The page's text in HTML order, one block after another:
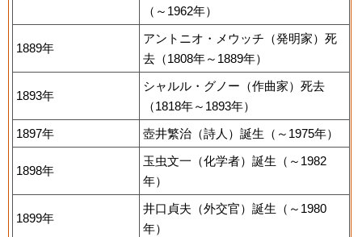
（～1962年）
1889年
アントニオ・メウッチ（発明家）死
去（1808年～1889年）
1893年
シャルル・グノー（作曲家）死去
（1818年～1893年）
1897年
壺井繁治（詩人）誕生（～1975年）
1898年
玉虫文一（化学者）誕生（～1982
年）
1899年
井口貞夫（外交官）誕生（～1980
年）